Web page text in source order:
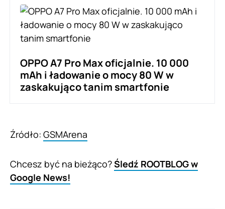
OPPO A7 Pro Max oficjalnie. 10 000
mAh i ładowanie o mocy 80 W w
zaskakująco tanim smartfonie
Źródło: GSMArena
Chcesz być na bieżąco?Śledź ROOTBLOG w
Google News!